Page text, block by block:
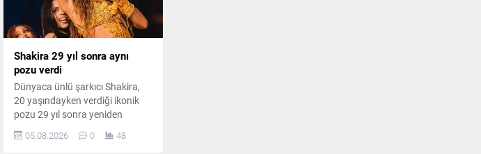
Shakira 29 yıl sonra aynı
pozu verdi
Dünyaca ünlü şarkıcı Shakira,
20 yaşındayken verdiği ikonik
pozu 29 yıl sonra yeniden
canlandırdı. Ünlü sanatçının
paylaşımı kısa sürede sosyal
05.08.2026 0 48